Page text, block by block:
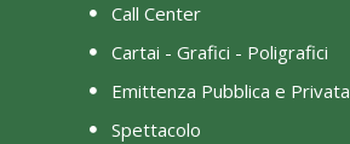
Call Center
Cartai - Grafici - Poligrafici
Emittenza Pubblica e Privata
Spettacolo